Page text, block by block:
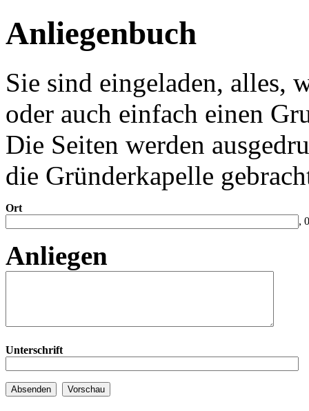
Anliegenbuch
Sie sind eingeladen, alles,
oder auch einfach einen
Die Seiten werden
die Gründerkapelle
Ort
,
Anliegen
Unterschrift